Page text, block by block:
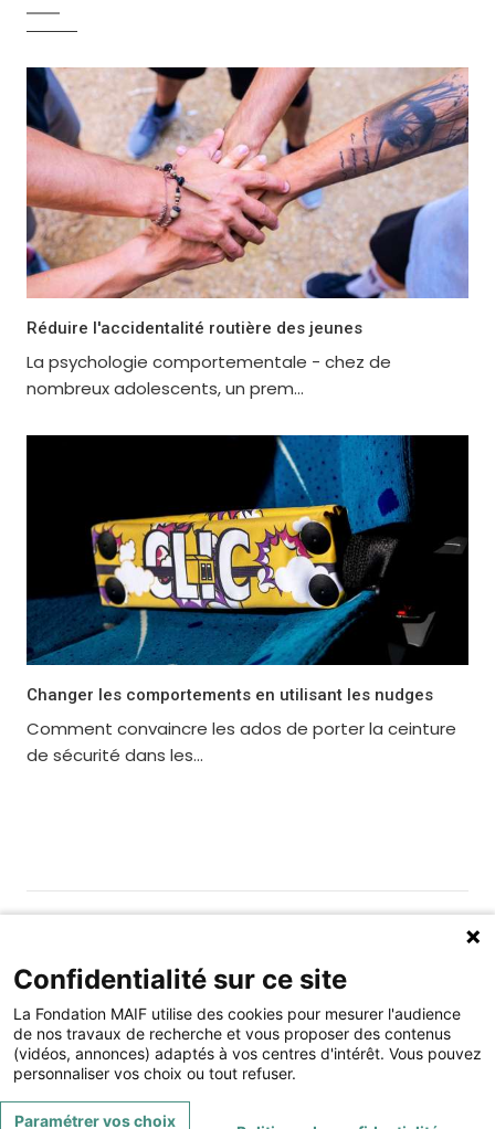
Réduire l'accidentalité routière des jeunes
La psychologie comportementale - chez de
nombreux adolescents, un prem...
Changer les comportements en utilisant les nudges
Comment convaincre les ados de porter la ceinture
de sécurité dans les...
Fondation MAIF
275 rue du Stade, 79180 CHAURAY
Téléphone : 05.49.73.87.04
Contact Mentions légales
Confidentialité sur ce site
La Fondation MAIF utilise des cookies pour mesurer l'audience
de nos travaux de recherche et vous proposer des contenus
(vidéos, annonces) adaptés à vos centres d'intérêt. Vous pouvez
personnaliser vos choix ou tout refuser.
Paramétrer vos choix